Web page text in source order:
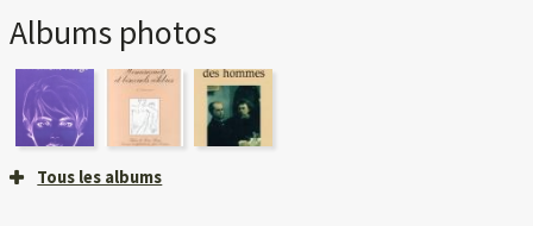
Albums photos
Tous les albums